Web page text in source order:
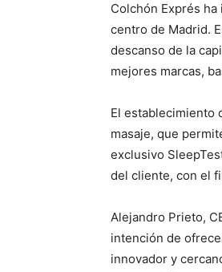
Colchón Exprés
centro de Madrid.
descanso de la
mejores marcas,
El establecimiento
masaje, que
exclusivo
del cliente, con el
Alejandro Prieto,
intención de
innovador y